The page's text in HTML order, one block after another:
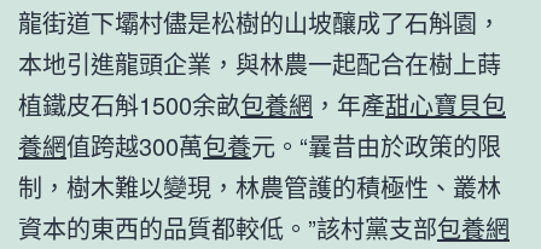
龍街道下壩村儘是松樹的山坡釀成了石斛園，
本地引進龍頭企業，與林農一起配合在樹上蒔
植鐵皮石斛1500余畝包養網 ，年產甜心寶貝包
養網值跨越300萬包養元。“曩昔由於政策的限
制，樹木難以變現，林農管護的積極性、叢林
資本的東西的品質都較低。”該村黨支部包養網